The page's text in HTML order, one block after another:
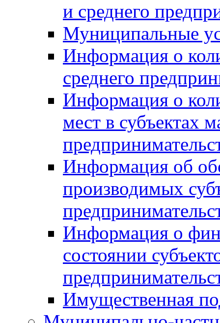
и среднего
Муниципальные
Информация о
среднего
Информация о
мест в субъектах
Информация об
производимых
Информация о
состоянии
Имущественная